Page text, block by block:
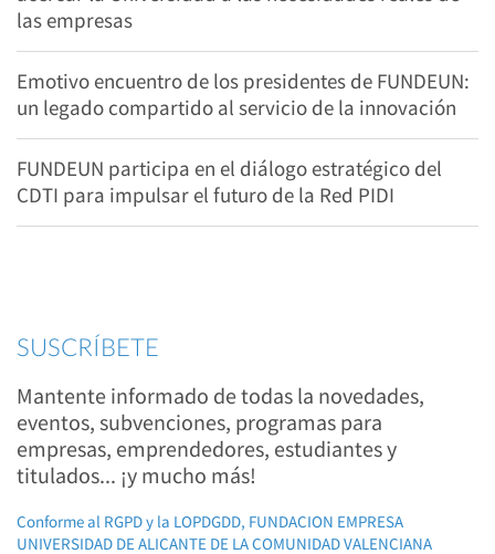
las empresas
Emotivo encuentro de los presidentes de FUNDEUN:
un legado compartido al servicio de la innovación
FUNDEUN participa en el diálogo estratégico del
CDTI para impulsar el futuro de la Red PIDI
SUSCRÍBETE
Mantente informado de todas la novedades,
eventos, subvenciones, programas para
empresas, emprendedores, estudiantes y
titulados... ¡y mucho más!
Conforme al RGPD y la LOPDGDD, FUNDACION EMPRESA
UNIVERSIDAD DE ALICANTE DE LA COMUNIDAD VALENCIANA